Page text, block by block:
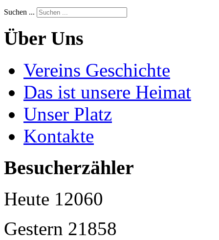
Suchen ...
Über Uns
Vereins Geschichte
Das ist unsere Heimat
Unser Platz
Kontakte
Besucherzähler
Heute 12060
Gestern 21858